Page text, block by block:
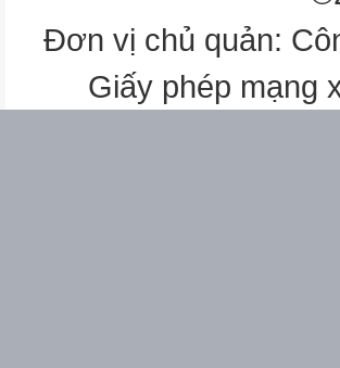
Đơn vị chủ quản:
Giấy phép mạng